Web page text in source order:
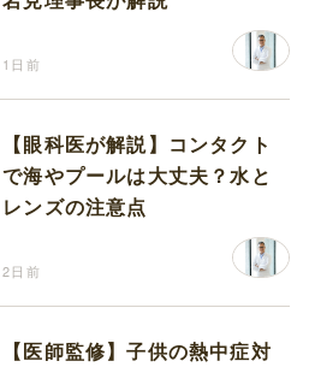
1日前
【眼科医が解説】コンタクト
で海やプールは大丈夫？水と
レンズの注意点
2日前
【医師監修】子供の熱中症対